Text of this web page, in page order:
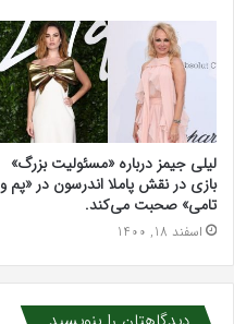
لیلی جیمز درباره «مسئولیت بزرگ»
بازی در نقش پاملا اندرسون در «پم و
تامی» صحبت می‌کند.
اسفند 18, 1400